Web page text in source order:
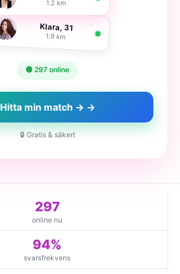
1.2 km
Klara, 31
1.9 km
🟢 297 online
Hitta min match → →
🔒 Gratis & säkert
297
online nu
94%
svarsfrekvens